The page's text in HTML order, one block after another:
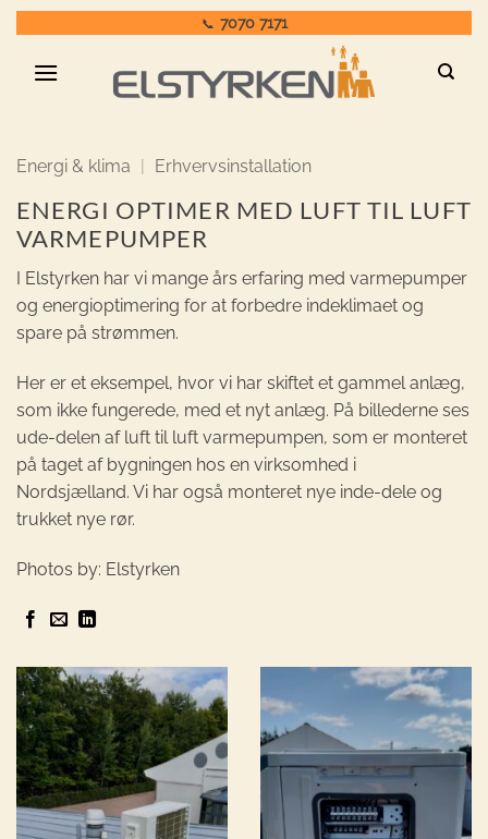
Fortsæt
indhold
📞 7070 7171
Energi & klima | Erhvervsinstallation
ENERGI OPTIMER MED LUFT TIL LUFT
VARMEPUMPER
I Elstyrken har vi mange års erfaring med varmepumper
og energioptimering for at forbedre indeklimaet og
spare på strømmen.
Her er et eksempel, hvor vi har skiftet et gammel anlæg,
som ikke fungerede, med et nyt anlæg. På billederne ses
ude-delen af luft til luft varmepumpen, som er monteret
på taget af bygningen hos en virksomhed i
Nordsjælland. Vi har også monteret nye inde-dele og
trukket nye rør.
Photos by: Elstyrken